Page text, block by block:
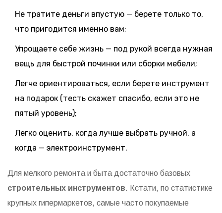
Не тратите деньги впустую — берете только то,
что пригодится именно вам;
Упрощаете себе жизнь — под рукой всегда нужная
вещь для быстрой починки или сборки мебели;
Легче ориентироваться, если берете инструмент
на подарок (тесть скажет спасибо, если это не
пятый уровень);
Легко оценить, когда лучше выбрать ручной, а
когда — электроинструмент.
Для мелкого ремонта и быта достаточно базовых
строительных инструментов. Кстати, по статистике
крупных гипермаркетов, самые часто покупаемые